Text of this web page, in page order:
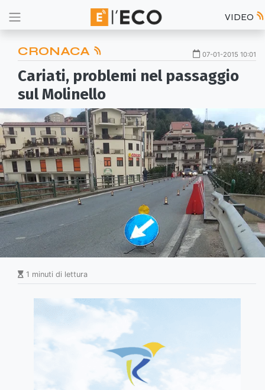
VIDEO
CRONACA 07-01-2015 10:01
Cariati, problemi nel passaggio
sul Molinello
1 minuti di lettura